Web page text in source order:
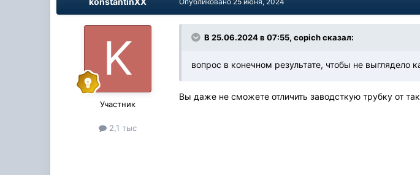
Участник
2,1 тыс
В 25.06.2024 в 07:55,copichсказал:
вопрос в конечном результате, чтобы не выглядело
Вы даже не сможете отличить заводсткую трубку от